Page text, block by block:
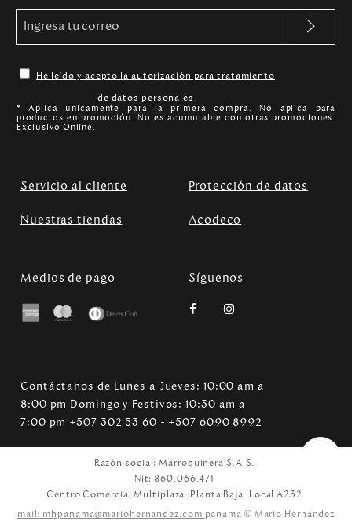
He leído y acepto la autorización para tratamiento
de datos personales.
* Aplica unicamente para la primera compra. No aplica para
productos en promoción. No es acumulable con otras promociones.
Exclusivo Online.
Servicio al cliente Protección de datos
Nuestras tiendas Acodeco
Medios de pago Síguenos
Contáctanos de Lunes a Jueves: 10:00 am a
8:00 pm Domingo y Festivos: 10:30 am a
7:00 pm +507 302 53 60 - +507 6090 8992
Razón social: Marroquinera S.A.S.
Nit: 860.066.471
Centro Comercial Multiplaza. Planta Baja. Local A232
mail: mhpanama@mariohernandez.com panama © Mario Hernández